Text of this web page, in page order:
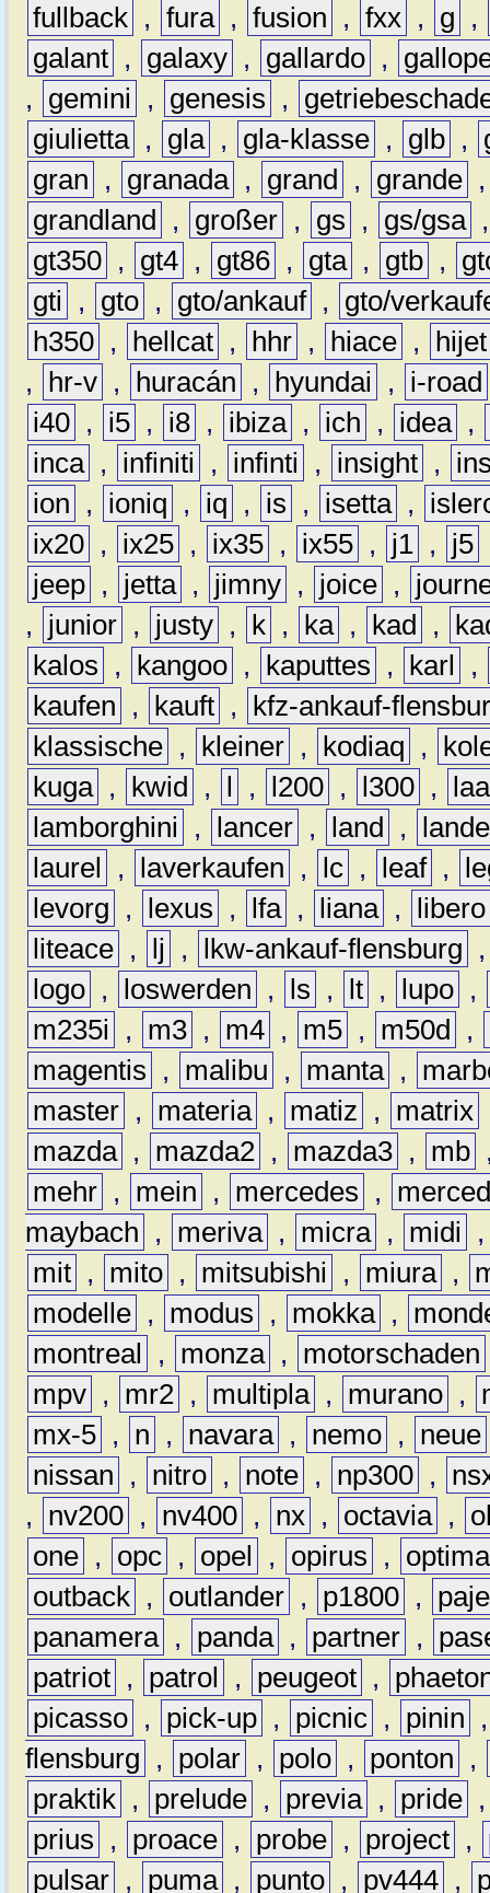
fullback , fura , fusion , fxx , g
,
galant , galaxy , gallardo ,
,
gemini , genesis ,
giulietta , gla , gla-klasse , glb ,
gran
, granada , grand , grande
grandland
, großer , gs , gs/gsa
gt350 , gt4 , gt86 , gta , gtb ,
gti
, gto , gto/ankauf ,
gto/
h350 , hellcat , hhr , hiace ,
hijet
,
hr-v , huracán , hyundai ,
i-road
i40 , i5 , i8 , ibiza , ich , idea ,
inca , infiniti , infinti , insight ,
ion
, ioniq , iq , is , isetta ,
ix20 , ix25 , ix35 , ix55 , j1 , j5
jeep , jetta , jimny , joice ,
,
junior , justy , k , ka , kad ,
kalos
, kangoo , kaputtes , karl
,
kaufen
, kauft ,
kfz-ankauf-
klassische , kleiner , kodiaq ,
kuga , kwid , , l200 , l300 ,
lamborghini
, lancer , land ,
laurel
, laverkaufen , lc , leaf ,
levorg
, lexus , lfa , liana ,
libero
liteace , lj , lkw-ankauf-flensburg
logo , loswerden , ls , lt , lupo ,
m235i
, m3 , m4 , m5 , m50d ,
magentis
, malibu , manta ,
master , materia , matiz , matrix
mazda , mazda2 , mazda3 , mb
mehr , mein , mercedes ,
maybach
, meriva , micra , midi
mit , mito , mitsubishi , miura ,
modelle , modus , mokka ,
montreal
, monza , motorschaden
mpv , mr2 , multipla , murano ,
mx-5 , n , navara , nemo , neue
nissan
, nitro , note , np300 ,
,
nv200 , nv400 , nx , octavia ,
one , opc , opel , opirus ,
optima
outback , outlander , p1800 ,
panamera , panda , partner ,
patriot , patrol , peugeot ,
picasso , pick-up , picnic , pinin
flensburg
, polar , polo , ponton
,
praktik , prelude , previa , pride
prius
, proace , probe , project ,
pulsar , puma , punto , pv444 ,